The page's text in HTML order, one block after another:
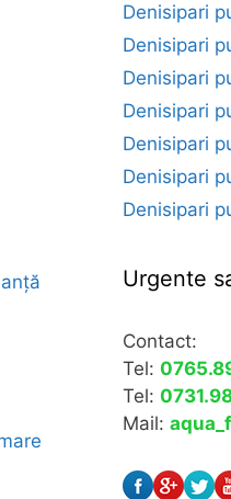
Denisipari
Denisipari
Denisipari
Denisipari
Denisipari
Denisipari
Denisipari
Urgente
Contact:
Tel:
Tel:
Mail: